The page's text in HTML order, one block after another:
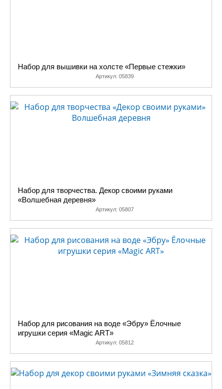
Набор для вышивки на холсте «Первые стежки»
Артикул: 05839
Набор для творчества. Декор своими руками
«Волшебная деревня»
Артикул: 05807
Набор для рисования на воде «Эбру» Ёлочные
игрушки серия «Magic ART»
Артикул: 05812